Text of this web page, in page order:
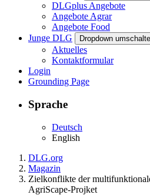
DLGplus Angebote
Angebote Agrar
Angebote Food
Junge DLG
Dropdown
Aktuelles
Kontaktformular
Login
Grounding Page
Sprache
Deutsch
English
DLG.org
Magazin
Zielkonflikte der
AgriScape-Projket